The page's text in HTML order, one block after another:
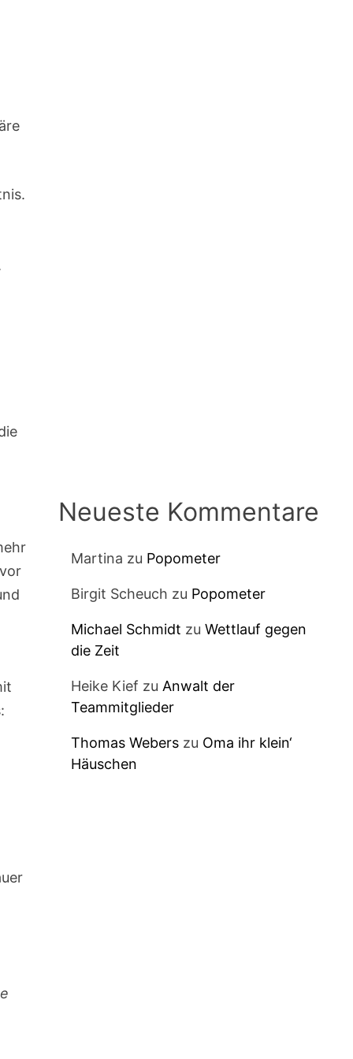
Neueste Kommentare
Martina zu Popometer
Birgit Scheuch zu Popometer
Michael Schmidt zu Wettlauf gegen
die Zeit
Heike Kief zu Anwalt der
Teammitglieder
Thomas Weberszu Oma ihr klein‘
Häuschen